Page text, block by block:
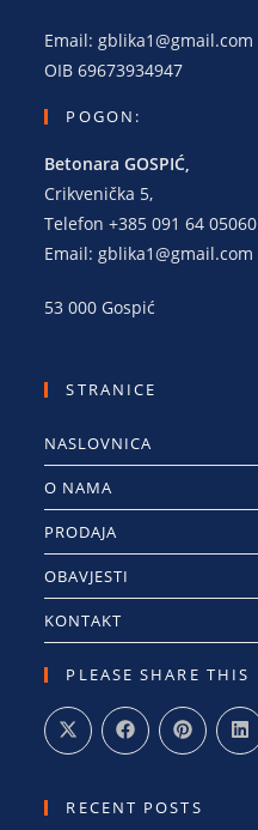
Email: gblika1@gmail.com
OIB 69673934947
POGON:
Betonara GOSPIĆ,
Crikvenička 5,
Telefon +385 091 64 05060
Email: gblika1@gmail.com
53 000 Gospić
STRANICE
NASLOVNICA
O NAMA
PRODAJA
OBAVJESTI
KONTAKT
PLEASE SHARE THIS
RECENT POSTS